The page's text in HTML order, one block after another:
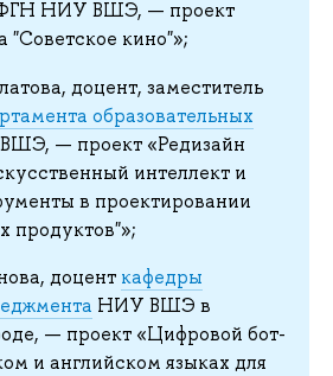
НИУ ВШЭ, — проект
"Советское кино"»;
доцент, заместитель
образовательных
— проект «Редизайн
интеллект и
в проектировании
продуктов"»;
доцент кафедры
НИУ ВШЭ в
— проект «Цифровой бот-
и английском языках для